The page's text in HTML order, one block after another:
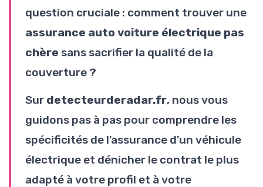
question cruciale : comment trouver une
assurance auto voiture électrique pas
chère sans sacrifier la qualité de la
couverture ?
Sur detecteurderadar.fr, nous vous
guidons pas à pas pour comprendre les
spécificités de l'assurance d'un véhicule
électrique et dénicher le contrat le plus
adapté à votre profil et à votre